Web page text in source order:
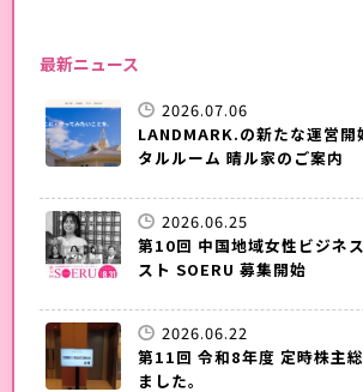
最新ニュース
2026.07.06
LANDMARK.の新たな運営開
タルルーム 晴ル家のご案内
2026.06.25
第10回 中国地域女性ビジネ
スト SOERU 募集開始
2026.06.22
第11回 令和8年度 定時株主
ました。